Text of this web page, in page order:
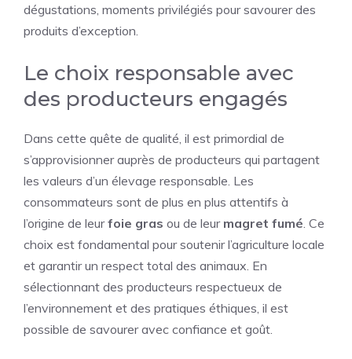
dégustations, moments privilégiés pour savourer des
produits d’exception.
Le choix responsable avec
des producteurs engagés
Dans cette quête de qualité, il est primordial de
s’approvisionner auprès de producteurs qui partagent
les valeurs d’un élevage responsable. Les
consommateurs sont de plus en plus attentifs à
l’origine de leurfoie gras ou de leur magret fumé. Ce
choix est fondamental pour soutenir l’agriculture locale
et garantir un respect total des animaux. En
sélectionnant des producteurs respectueux de
l’environnement et des pratiques éthiques, il est
possible de savourer avec confiance et goût.